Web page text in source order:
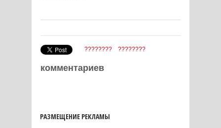
???????? ????????
комментариев
РАЗМЕЩЕНИЕ РЕКЛАМЫ